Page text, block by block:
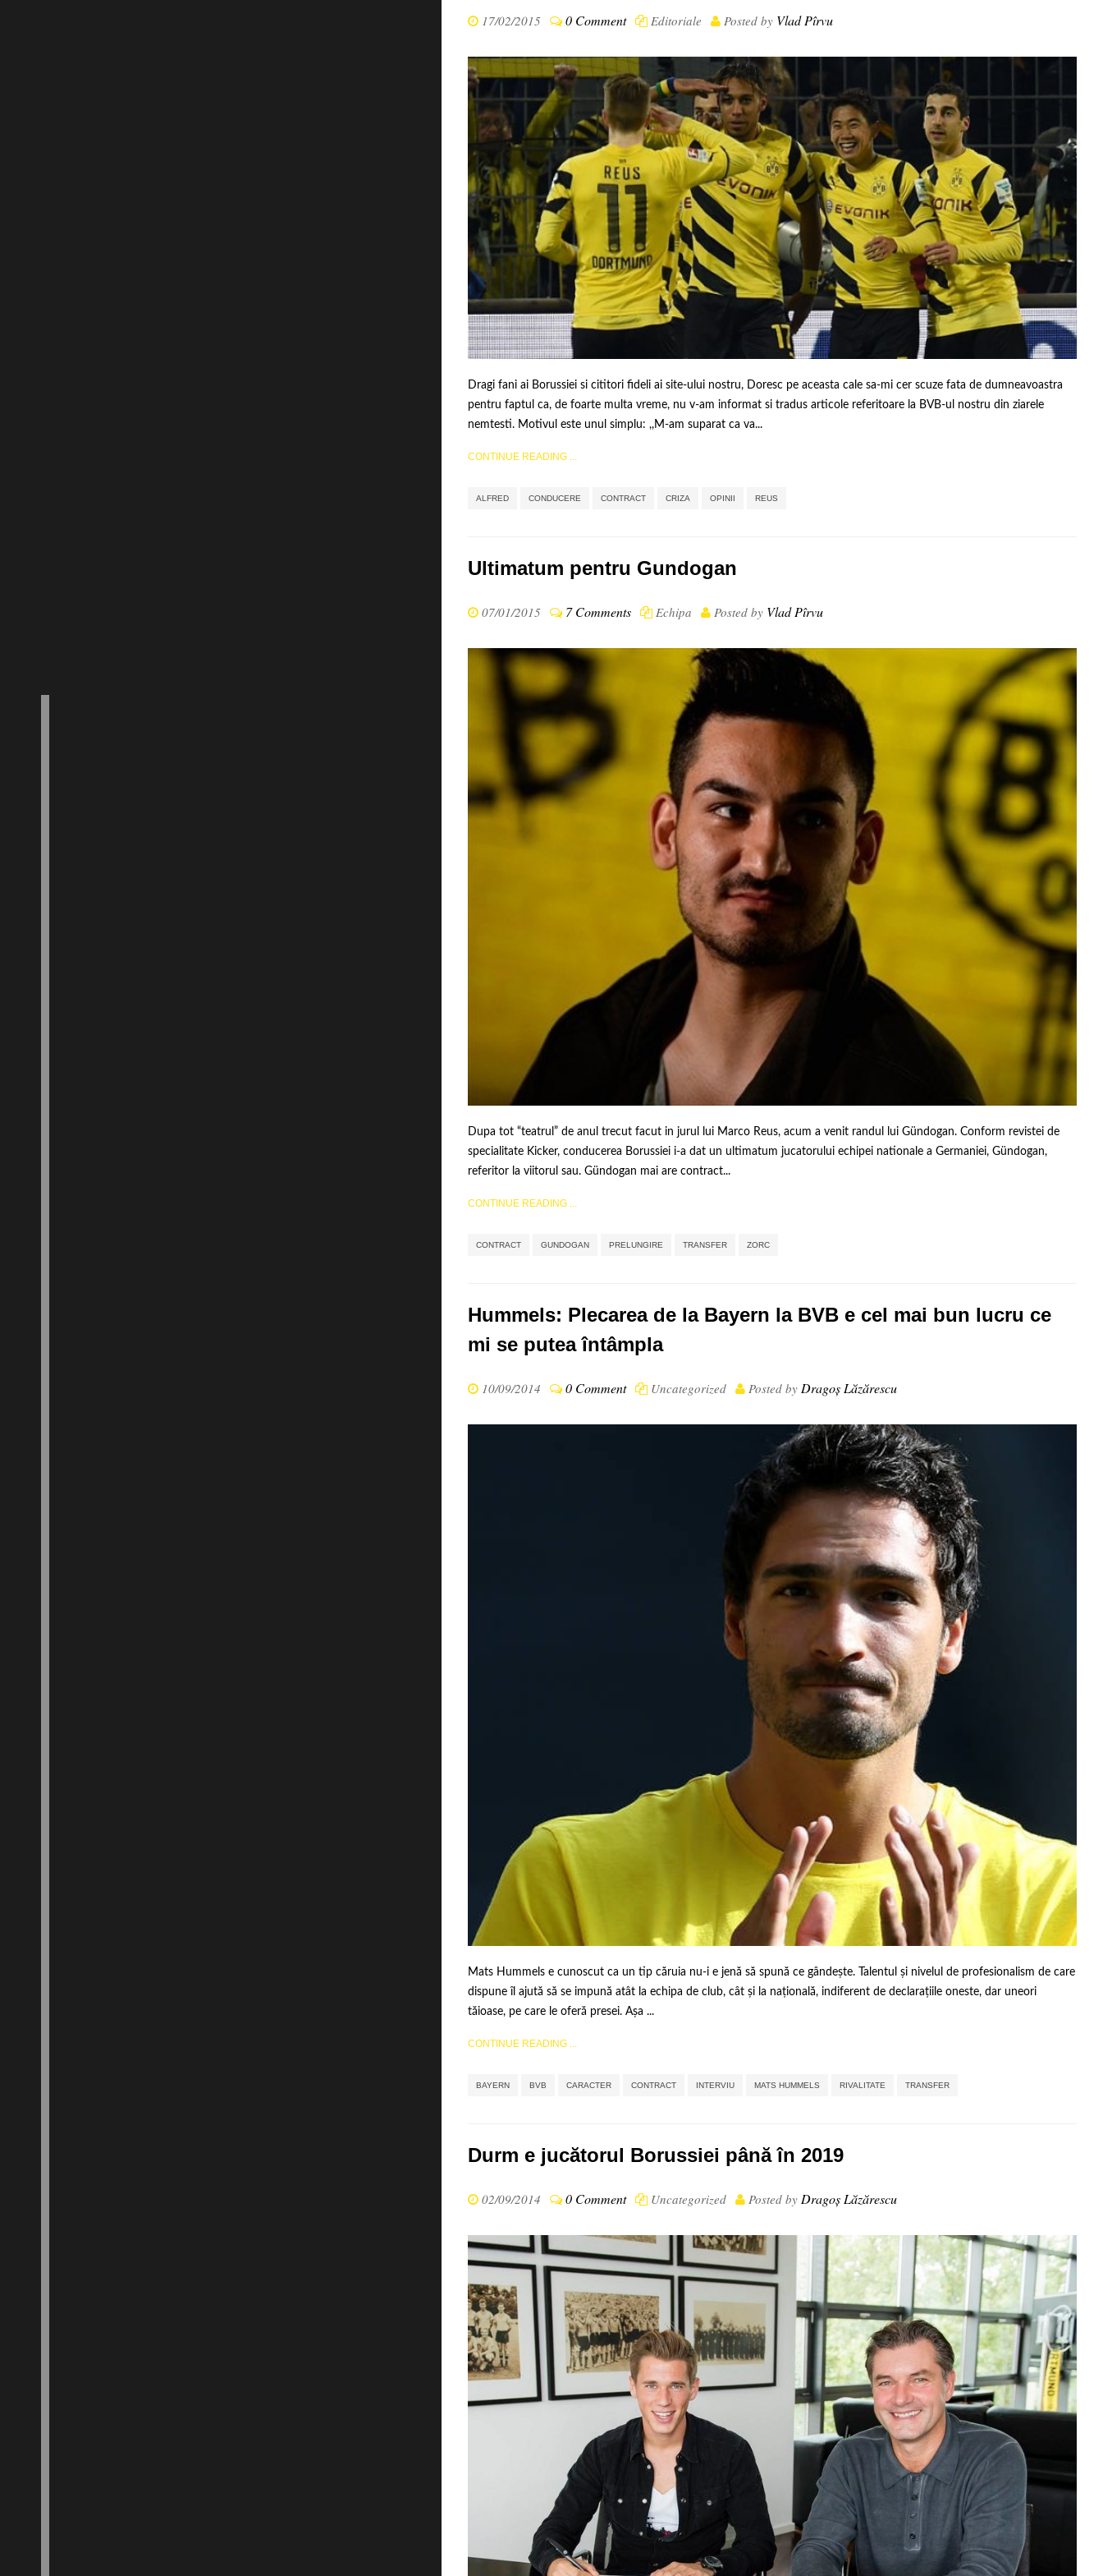
17/02/2015 0 Comment Editoriale Posted by Vlad Pîrvu
Dragi fani ai Borussiei si cititori fideli ai site-ului nostru, Doresc pe aceasta cale sa-mi cer scuze fata de dumneavoastra
pentru faptul ca, de foarte multa vreme, nu v-am informat si tradus articole referitoare la BVB-ul nostru din ziarele
nemtesti. Motivul este unul simplu: ,,M-am suparat ca va...
CONTINUE READING ...
ALFRED CONDUCERE CONTRACT CRIZA OPINII REUS
Ultimatum pentru Gundogan
07/01/2015 7 Comments Echipa Posted by Vlad Pîrvu
Dupa tot “teatrul” de anul trecut facut in jurul lui Marco Reus, acum a venit randul lui Gündogan. Conform revistei de
specialitate Kicker, conducerea Borussiei i-a dat un ultimatum jucatorului echipei nationale a Germaniei, Gündogan,
referitor la viitorul sau. Gündogan mai are contract...
CONTINUE READING ...
CONTRACT GUNDOGAN PRELUNGIRE TRANSFER ZORC
Hummels: Plecarea de la Bayern la BVB e cel mai bun lucru ce
mi se putea întâmpla
10/09/2014 0 Comment Uncategorized Posted by Dragoș Lăzărescu
Mats Hummels e cunoscut ca un tip căruia nu-i e jenă să spună ce gândește. Talentul și nivelul de profesionalism de care
dispune îl ajută să se impună atât la echipa de club, cât și la națională, indiferent de declarațiile oneste, dar uneori
tăioase, pe care le oferă presei. Așa ...
CONTINUE READING ...
BAYERN BVB CARACTER CONTRACT INTERVIU MATS HUMMELS RIVALITATE TRANSFER
Durm e jucătorul Borussiei până în 2019
02/09/2014 0 Comment Uncategorized Posted by Dragoș Lăzărescu